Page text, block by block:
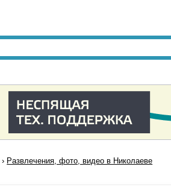
› Развлечения, фото, видео в Николаеве